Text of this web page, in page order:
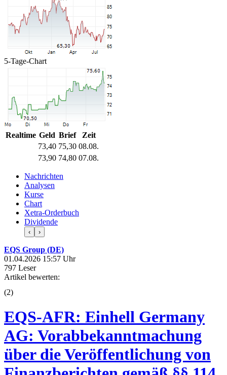
5-Tage-Chart
Realtime Geld Brief
Zeit
73,40 75,30 08.08.
73,90 74,80 07.08.
Nachrichten
Analysen
Kurse
Chart
Xetra-Orderbuch
Dividende
‹ ›
EQS Group (DE)
01.04.2026 15:57 Uhr
797 Leser
Artikel bewerten:
(2)
EQS-AFR: Einhell Germany
AG: Vorabbekanntmachung
über die Veröffentlichung von